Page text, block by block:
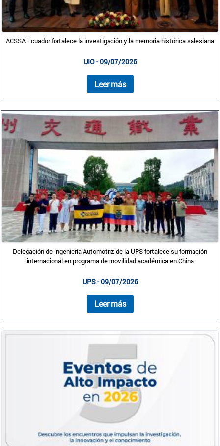
ACSSA Ecuador fortalece la investigación y la memoria histórica salesiana
UIO - 09/07/2026
Leer más
Delegación de Ingeniería Automotriz de la UPS fortalece su formación
internacional en programa de movilidad académica en China
UPS - 09/07/2026
Leer más